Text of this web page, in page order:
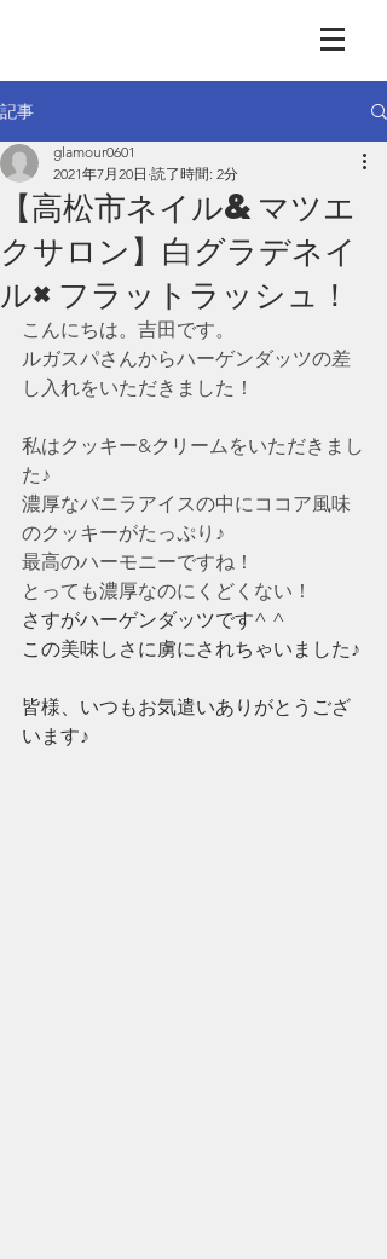
記事
【高松市ネイル&マツエ
クサロン】白グラデネイ
ル×フラットラッシュ！
glamour0601
2021年7月20日 読了時間: 2分
こんにちは。吉田です。
ルガスパさんからハーゲンダッツの差
し入れをいただきました！
私はクッキー&クリームをいただきまし
た♪
濃厚なバニラアイスの中にココア風味
のクッキーがたっぷり♪
最高のハーモニーですね！
とっても濃厚なのにくどくない！
さすがハーゲンダッツです^ ^
この美味しさに虜にされちゃいました♪
皆様、いつもお気遣いありがとうござ
います♪